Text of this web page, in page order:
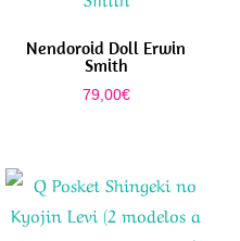
Nendoroid Doll Erwin
Smith
79,00€